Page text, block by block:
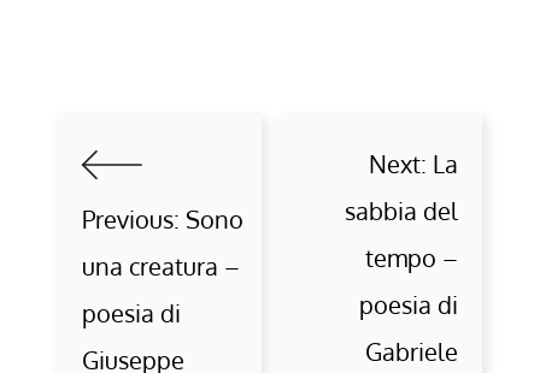
Previous: Sono
una creatura –
poesia di
Giuseppe
Next: La
sabbia del
tempo –
poesia di
Gabriele